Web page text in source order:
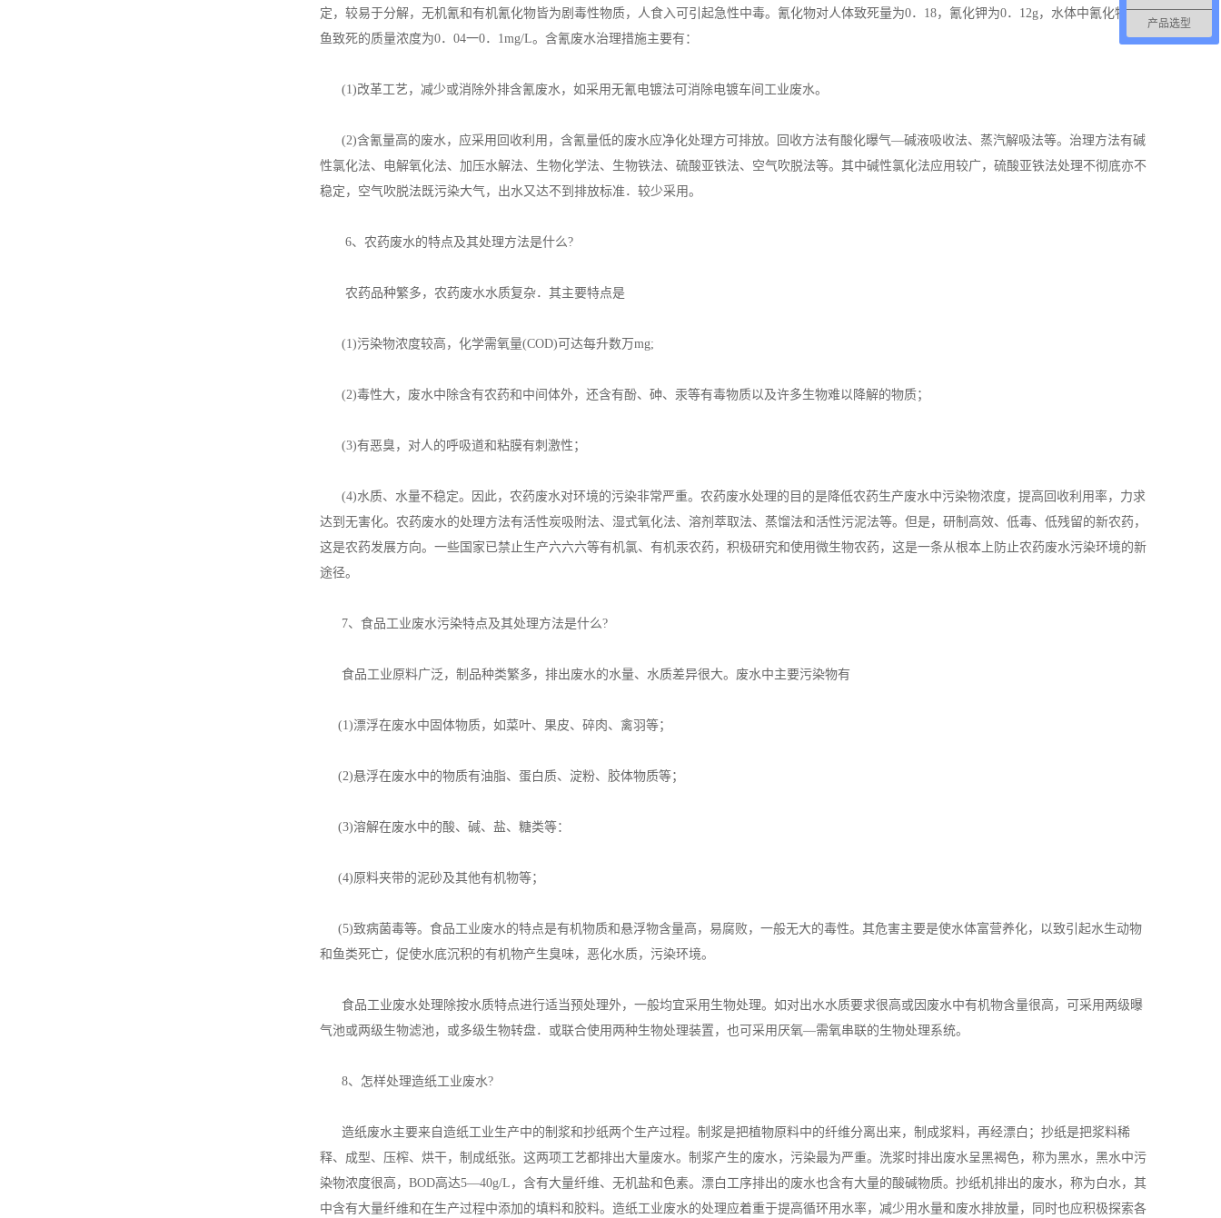
定，较易于分解，无机氰和有机氰化物皆为剧毒性物质，人食入可引起急性中毒。氰化物对人体致死量为0．18，氰化钾为0．12g，水体中氰化物对
鱼致死的质量浓度为0．04一0．1mg/L。含氰废水治理措施主要有：
(1)改革工艺，减少或消除外排含氰废水，如采用无氰电镀法可消除电镀车间工业废水。
(2)含氰量高的废水，应采用回收利用，含氰量低的废水应净化处理方可排放。回收方法有酸化曝气—碱液吸收法、蒸汽解吸法等。治理方法有碱
性氯化法、电解氧化法、加压水解法、生物化学法、生物铁法、硫酸亚铁法、空气吹脱法等。其中碱性氯化法应用较广，硫酸亚铁法处理不彻底亦不
稳定，空气吹脱法既污染大气，出水又达不到排放标准．较少采用。
6、农药废水的特点及其处理方法是什么?
农药品种繁多，农药废水水质复杂．其主要特点是
(1)污染物浓度较高，化学需氧量(COD)可达每升数万mg;
(2)毒性大，废水中除含有农药和中间体外，还含有酚、砷、汞等有毒物质以及许多生物难以降解的物质；
(3)有恶臭，对人的呼吸道和粘膜有刺激性；
(4)水质、水量不稳定。因此，农药废水对环境的污染非常严重。农药废水处理的目的是降低农药生产废水中污染物浓度，提高回收利用率，力求
达到无害化。农药废水的处理方法有活性炭吸附法、湿式氧化法、溶剂萃取法、蒸馏法和活性污泥法等。但是，研制高效、低毒、低残留的新农药，
这是农药发展方向。一些国家已禁止生产六六六等有机氯、有机汞农药，积极研究和使用微生物农药，这是一条从根本上防止农药废水污染环境的新
途径。
7、食品工业废水污染特点及其处理方法是什么?
食品工业原料广泛，制品种类繁多，排出废水的水量、水质差异很大。废水中主要污染物有
(1)漂浮在废水中固体物质，如菜叶、果皮、碎肉、禽羽等；
(2)悬浮在废水中的物质有油脂、蛋白质、淀粉、胶体物质等；
(3)溶解在废水中的酸、碱、盐、糖类等：
(4)原料夹带的泥砂及其他有机物等；
(5)致病菌毒等。食品工业废水的特点是有机物质和悬浮物含量高，易腐败，一般无大的毒性。其危害主要是使水体富营养化，以致引起水生动物
和鱼类死亡，促使水底沉积的有机物产生臭味，恶化水质，污染环境。
食品工业废水处理除按水质特点进行适当预处理外，一般均宜采用生物处理。如对出水水质要求很高或因废水中有机物含量很高，可采用两级曝
气池或两级生物滤池，或多级生物转盘．或联合使用两种生物处理装置，也可采用厌氧—需氧串联的生物处理系统。
8、怎样处理造纸工业废水?
造纸废水主要来自造纸工业生产中的制浆和抄纸两个生产过程。制浆是把植物原料中的纤维分离出来，制成浆料，再经漂白；抄纸是把浆料稀
释、成型、压榨、烘干，制成纸张。这两项工艺都排出大量废水。制浆产生的废水，污染最为严重。洗浆时排出废水呈黑褐色，称为黑水，黑水中污
染物浓度很高，BOD高达5—40g/L，含有大量纤维、无机盐和色素。漂白工序排出的废水也含有大量的酸碱物质。抄纸机排出的废水，称为白水，其
中含有大量纤维和在生产过程中添加的填料和胶料。造纸工业废水的处理应着重于提高循环用水率，减少用水量和废水排放量，同时也应积极探索各
产品选型